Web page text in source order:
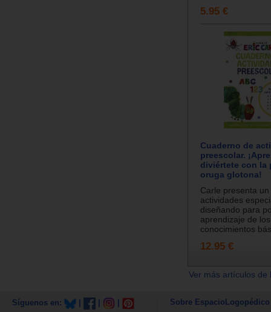
5.95 €
Cuaderno de
preescolar.
diviértete con la
oruga glotona!
Carle presenta
actividades
diseñando para
aprendizaje de los
conocimientos
12.95 €
Ver más artículos
Síguenos en: Sobre EspacioLogopédico